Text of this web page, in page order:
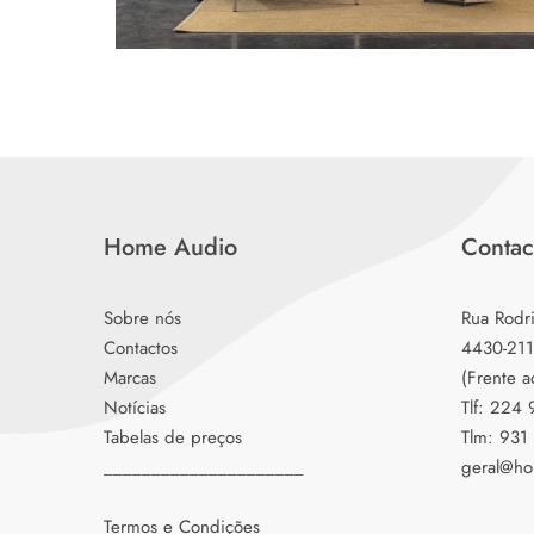
Home Audio
Sobre nós
Contactos
Marcas
Notícias
Tabelas de preços
Termos e Condições
Rua
4430-
(Frente
Tlf: 224
Tlm: